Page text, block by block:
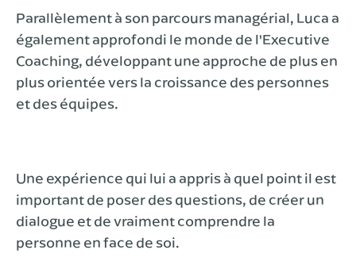
Parallèlement à son parcours managérial, Luca a
également approfondi le monde de l'Executive
Coaching, développant une approche de plus en
plus orientée vers la croissance des personnes
et des équipes.
Une expérience qui lui a appris à quel point il est
important de poser des questions, de créer un
dialogue et de vraiment comprendre la
personne en face de soi.